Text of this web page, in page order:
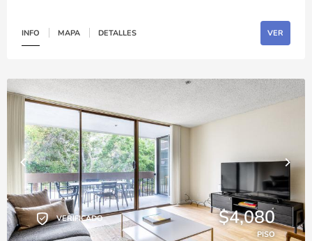
INFO MAPA DETALLES VER
VERIFICADO $4,080
PISO